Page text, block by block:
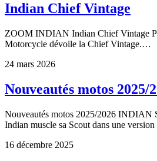
Indian Chief Vintage
ZOOM INDIAN Indian Chief Vintage
Motorcycle dévoile la Chief Vintage.…
24 mars 2026
Nouveautés motos 2025/
Nouveautés motos 2025/2026
Indian muscle sa Scout dans une
16 décembre 2025